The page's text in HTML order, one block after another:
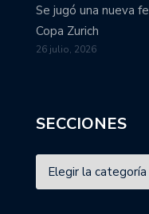
Se jugó una nueva
Copa Zurich
26 julio, 2026
SECCIONES